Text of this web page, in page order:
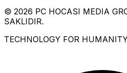
© 2026 PC HOCASI MEDIA
SAKLIDIR.
TECHNOLOGY FOR